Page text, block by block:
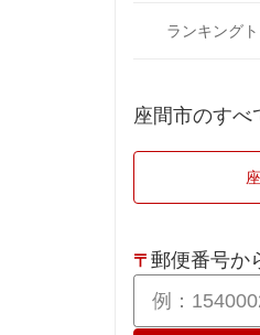
横浜市神奈川
横浜市港北区
横浜市栄区
横浜市瀬谷区
川崎市高津区
川崎市宮前区
川崎市
相模原市南区
厚木市
海老名市
小田原市
鎌倉市
ランキング
座間市のすべ
〒 郵便番号か